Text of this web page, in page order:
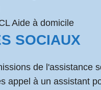
Aide à domicile
SOCIAUX
de l'assistance
appel à un assistant